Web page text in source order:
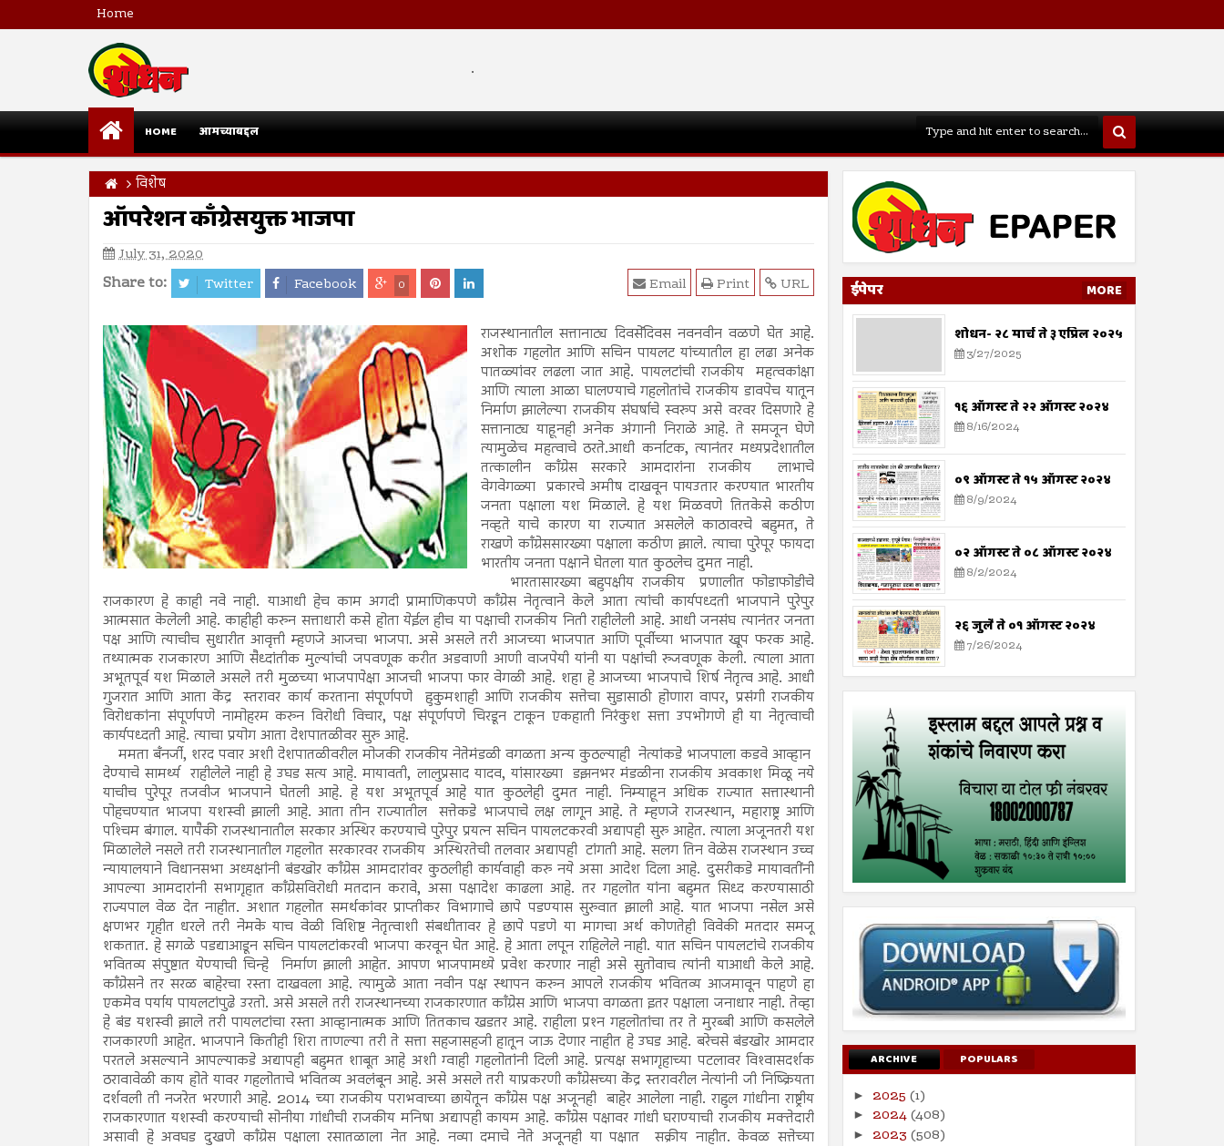
Home
.
HOME आमच्याबद्दल
विशेष
ऑपरेशन काँग्रेसयुक्त भाजपा
July 31, 2020
Share to: Twitter Facebook 0 URL
Print
Email
राजस्थानातील सत्तानाट्य दिवसेंदिवस नवनवीन वळणे घेत आहे.
अशोक गहलोत आणि सचिन पायलट यांच्यातील हा लढा अनेक
पातळ्यांवर लढला जात आहे. पायलटांची राजकीय महत्वकांक्षा
आणि त्याला आळा घालण्याचे गहलोतांचे राजकीय डावपेच यातून
निर्माण झालेल्या राजकीय संघर्षाचे स्वरुप असे वरवर दिसणारे हे
सत्तानाट्य याहूनही अनेक अंगानी निराळे आहे. ते समजून घेणे
त्यामुळेच महत्वाचे ठरते.आधी कर्नाटक, त्यानंतर मध्यप्रदेशातील
तत्कालीन काँग्रेस सरकारे आमदारांना राजकीय लाभाचे
वेगवेगळ्या प्रकारचे अमीष दाखवून पायउतार करण्यात भारतीय
जनता पक्षाला यश मिळाले. हे यश मिळवणे तितकेसे कठीण
नव्हते याचे कारण या राज्यात असलेले काठावरचे बहुमत, ते
राखणे काँग्रेससारख्या पक्षाला कठीण झाले. त्याचा पुरेपूर फायदा
भारतीय जनता पक्षाने घेतला यात कुठलेच दुमत नाही.
भारतासारख्या बहुपक्षीय राजकीय प्रणालीत फोडाफोडीचे
राजकारण हे काही नवे नाही. याआधी हेच काम अगदी प्रामाणिकपणे काँग्रेस नेतृत्वाने केले आता त्यांची कार्यपध्दती भाजपाने पुरेपुर
आत्मसात केलेली आहे. काहीही करुन सत्ताधारी कसे होता येईल हीच या पक्षाची राजकीय निती राहीलेली आहे. आधी जनसंघ त्यानंतर जनता
पक्ष आणि त्याचीच सुधारीत आवृत्ती म्हणजे आजचा भाजपा. असे असले तरी आजच्या भाजपात आणि पूर्वीच्या भाजपात खूप फरक आहे.
तथ्यात्मक राजकारण आणि सैध्दांतीक मुल्यांची जपवणूक करीत अडवाणी आणी वाजपेयी यांनी या पक्षांची रुजवणूक केली. त्याला आता
अभूतपूर्व यश मिळाले असले तरी मुळच्या भाजपापेक्षा आजची भाजपा फार वेगळी आहे. शहा हे आजच्या भाजपाचे शिर्ष नेतृत्व आहे. आधी
गुजरात आणि आता केंद्र स्तरावर कार्य करताना संपूर्णपणे हुकुमशाही आणि राजकीय सत्तेचा सुडासाठी होणारा वापर, प्रसंगी राजकीय
विरोधकांना संपूर्णपणे नामोहरम करुन विरोधी विचार, पक्ष संपूर्णपणे चिरडून टाकून एकहाती निरंकुश सत्ता उपभोगणे ही या नेतृत्वाची
कार्यपध्दती आहे. त्याचा प्रयोग आता देशपातळीवर सुरु आहे.
ममता बँनर्जी, शरद पवार अशी देशपातळीवरील मोजकी राजकीय नेतेमंडळी वगळता अन्य कुठल्याही नेत्यांकडे भाजपाला कडवे आव्हान
देण्याचे सामर्थ्य राहीलेले नाही हे उघड सत्य आहे. मायावती, लालुप्रसाद यादव, यांसारख्या डझनभर मंडळीना राजकीय अवकाश मिळू नये
याचीच पुरेपूर तजवीज भाजपाने घेतली आहे. हे यश अभूतपूर्व आहे यात कुठलेही दुमत नाही. निम्याहून अधिक राज्यात सत्तास्थानी
पोहचण्यात भाजपा यशस्वी झाली आहे. आता तीन राज्यातील सत्तेकडे भाजपाचे लक्ष लागून आहे. ते म्हणजे राजस्थान, महाराष्ट्र आणि
पश्‍चिम बंगाल. यापैकी राजस्थानातील सरकार अस्थिर करण्याचे पुरेपुर प्रयत्न सचिन पायलटकरवी अद्यापही सुरु आहेत. त्याला अजूनतरी यश
मिळालेले नसले तरी राजस्थानातील गहलोत सरकारवर राजकीय अस्थिरतेची तलवार अद्यापही टांगती आहे. सलग तिन वेळेस राजस्थान उच्च
न्यायालयाने विधानसभा अध्यक्षांनी बंडखोर काँग्रेस आमदारांवर कुठलीही कार्यवाही करु नये असा आदेश दिला आहे. दुसरीकडे मायावतींनी
आपल्या आमदारांनी सभागृहात काँग्रेसविरोधी मतदान करावे, असा पक्षादेश काढला आहे. तर गहलोत यांना बहुमत सिध्द करण्यासाठी
राज्यपाल वेळ देत नाहीत. अशात गहलोत समर्थकांवर प्राप्तीकर विभागाचे छापे पडण्यास सुरुवात झाली आहे. यात भाजपा नसेल असे
क्षणभर गृहीत धरले तरी नेमके याच वेळी विशिष्ट नेतृत्वाशी संबधीतावर हे छापे पडणे या मागचा अर्थ कोणतेही विवेकी मतदार समजू
शकतात. हे सगळे पडद्याआडून सचिन पायलटांकरवी भाजपा करवून घेत आहे. हे आता लपून राहिलेले नाही. यात सचिन पायलटांचे राजकीय
भवितव्य संपुष्टात येण्याची चिन्हे निर्माण झाली आहेत. आपण भाजपामध्ये प्रवेश करणार नाही असे सुतोवाच त्यांनी याआधी केले आहे.
काँग्रेसने तर सरळ बाहेरचा रस्ता दाखवला आहे. त्यामुळे आता नवीन पक्ष स्थापन करुन आपले राजकीय भवितव्य आजमावून पाहणे हा
एकमेव पर्याय पायलटांपुढे उरतो. असे असले तरी राजस्थानच्या राजकारणात काँग्रेस आणि भाजपा वगळता इतर पक्षाला जनाधार नाही. तेव्हा
हे बंड यशस्वी झाले तरी पायलटांचा रस्ता आव्हानात्मक आणि तितकाच खडतर आहे. राहीला प्रश्‍न गहलोतांचा तर ते मुरब्बी आणि कसलेले
राजकारणी आहेत. भाजपाने कितीही शिरा ताणल्या तरी ते सत्ता सहजासहजी हातून जाऊ देणार नाहीत हे उघड आहे. बरेचसे बंडखोर आमदार
परतले असल्याने आपल्याकडे अद्यापही बहुमत शाबूत आहे अशी ग्वाही गहलोतांनी दिली आहे. प्रत्यक्ष सभागृहाच्या पटलावर विश्‍वासदर्शक
ठरावावेळी काय होते यावर गहलोताचे भवितव्य अवलंबून आहे. असे असले तरी याप्रकरणी काँग्रेसच्या केंद्र स्तरावरील नेत्यांनी जी निष्क्रियता
दर्शवली ती नजरेत भरणारी आहे. 2014 च्या राजकीय पराभवाच्या छायेतून काँग्रेस पक्ष अजूनही बाहेर आलेला नाही. राहुल गांधीना राष्ट्रीय
राजकारणात यशस्वी करण्याची सोनीया गांधीची राजकीय मनिषा अद्यापही कायम आहे. काँग्रेस पक्षावर गांधी घराण्याची राजकीय मक्तेदारी
असावी हे अवघड दुखणे काँग्रेस पक्षाला रसातळाला नेत आहे. नव्या दमाचे नेते अजूनही या पक्षात सक्रीय नाहीत. केवळ सत्तेच्या
ईपेपर MORE
शोधन- २८ मार्च ते ३ एप्रिल २०२५
3/27/2025
१६ ऑगस्ट ते २२ ऑगस्ट २०२४
8/16/2024
०९ ऑगस्ट ते १५ ऑगस्ट २०२४
8/9/2024
०२ ऑगस्ट ते ०८ ऑगस्ट २०२४
8/2/2024
२६ जुलै ते ०१ ऑगस्ट २०२४
7/26/2024
ARCHIVE POPULARS
► 2025 (1)
► 2024(408)
► 2023 (508)